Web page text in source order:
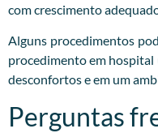
com crescimento
Alguns procedimentos
procedimento em hospital
desconfortos e em um
Perguntas